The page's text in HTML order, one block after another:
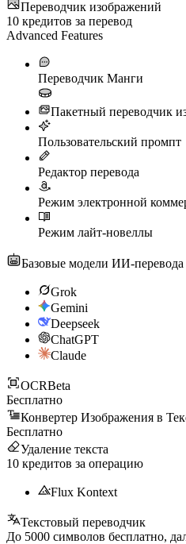
Переводчик изображений
10 кредитов за перевод
Advanced Features
Переводчик Манги
Пакетный переводчик
Пользовательский промпт
Редактор перевода
Режим электронной
Режим лайт-новеллы
Базовые модели ИИ-
Grok
Gemini
Deepseek
ChatGPT
Claude
OCRBeta
Бесплатно
Конвертер Изображения в
Бесплатно
Удаление текста
10 кредитов за операцию
Flux Kontext
Текстовый переводчик
До 5000 символов бесплатно,